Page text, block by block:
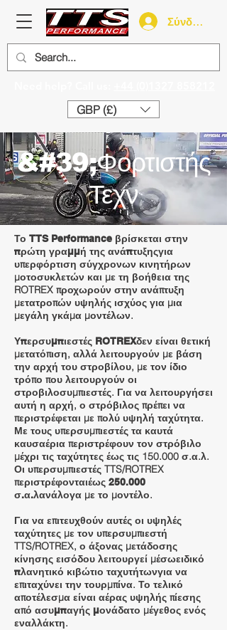
Σύνδεση
GBP (£)
&#39;Φορτιστής
Τεχν
Το TTS Performance βρίσκεται στην
πρώτη γραμμή της ανάπτυξηςγια
υπερφόρτιση σύγχρονων κινητήρων
μοτοσυκλετών και με τη βοήθεια της
ROTREX προχωρούν στην ανάπτυξη
μετατροπών υψηλής ισχύος για μια
μεγάλη γκάμα μοντέλων.
Υπερσυμπιεστές ROTREXδεν είναι θετική
μετατόπιση, αλλά λειτουργούν με βάση
την αρχή του στροβίλου, με τον ίδιο
τρόπο που λειτουργούν οι
στροβιλοσυμπιεστές. Για να λειτουργήσει
αυτή η αρχή, ο στρόβιλος πρέπει να
περιστρέφεται με πολύ υψηλή ταχύτητα.
Με τους υπερσυμπιεστές τα καυτά
καυσαέρια περιστρέφουν τον στρόβιλο
μέχρι τις ταχύτητες έως τις 150.000 σ.α.λ.
Οι υπερσυμπιεστές TTS/ROTREX
περιστρέφονταιέως 250.000
σ.α.λανάλογα με το μοντέλο.
Για να επιτευχθούν αυτές οι υψηλές
ταχύτητες με τον υπερσυμπιεστή
TTS/ROTREX, ο άξονας μετάδοσης
κίνησης εισόδου λειτουργεί μέσωειδικό
πλανητικό κιβώτιο ταχυτήτωνγια να
επιταχύνει την τουρμπίνα. Το τελικό
αποτέλεσμα είναι αέρας υψηλής πίεσης
από ασυμπαγής μονάδατο μέγεθος ενός
εναλλάκτη.